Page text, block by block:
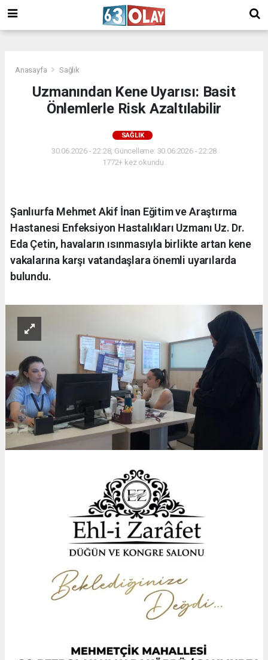
Anasayfa Sağlık
Uzmanından Kene Uyarısı: Basit
Önlemlerle Risk Azaltılabilir
SAĞLIK
30.06.2026 - 22:28, Güncelleme: 30.06.2026 - 22:28
1772+ kez okundu.
Şanlıurfa Mehmet Akif İnan Eğitim ve Araştırma
Hastanesi Enfeksiyon Hastalıkları Uzmanı Uz. Dr.
Eda Çetin, havaların ısınmasıyla birlikte artan kene
vakalarına karşı vatandaşlara önemli uyarılarda
bulundu.